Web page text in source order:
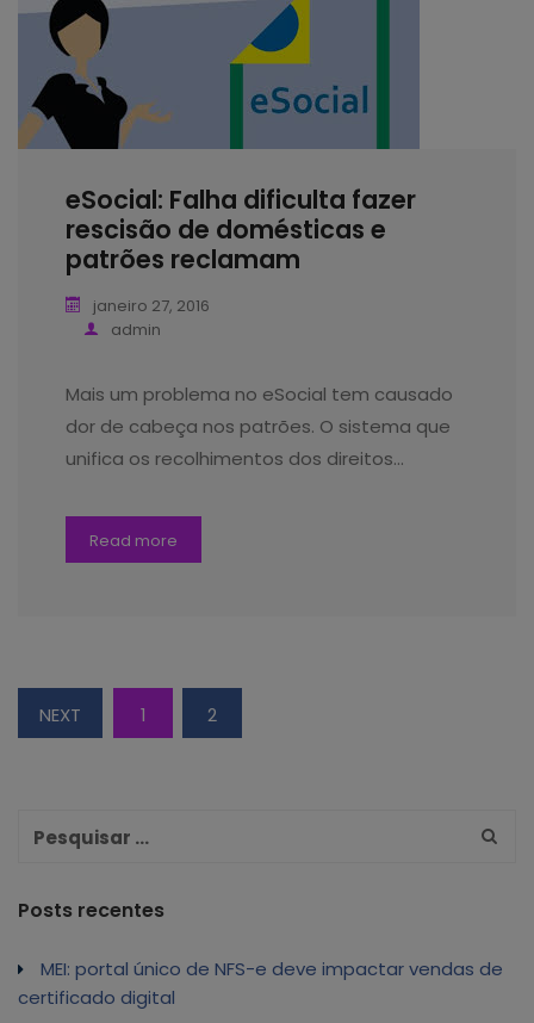
eSocial: Falha dificulta fazer
rescisão de domésticas e
patrões reclamam
janeiro 27, 2016
admin
Mais um problema no eSocial tem causado
dor de cabeça nos patrões. O sistema que
unifica os recolhimentos dos direitos…
Read more
1 2
NEXT
Posts recentes
MEI: portal único de NFS-e deve impactar vendas de
certificado digital